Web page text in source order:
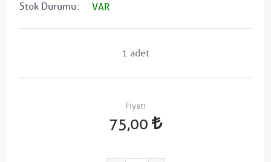
Stok Durumu
VAR
1 adet
Fiyatı
75,00